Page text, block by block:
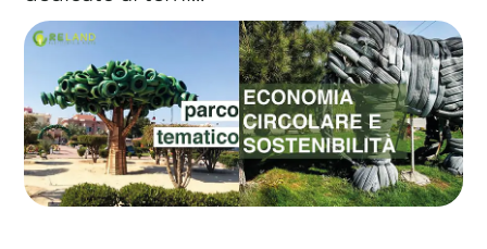
CONTATTI
PASSA A WEFORGREEN